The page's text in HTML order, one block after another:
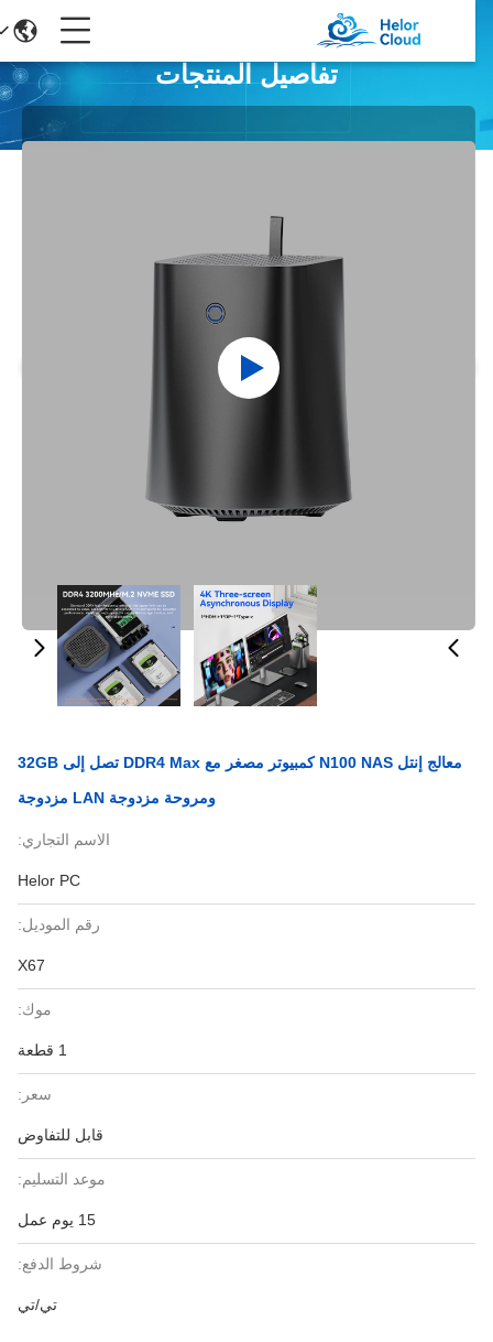
تفاصيل المنتجات
معالج إنتل N100 NAS كمبيوتر مصغر مع DDR4 Max تصل إلى 32GB
ومروحة مزدوجة LAN مزدوجة
الاسم التجاري:
Helor PC
رقم الموديل:
X67
موك:
سعر:
قابل للتفاوض
موعد التسليم:
15 يوم عمل
شروط الدفع:
تي/تي